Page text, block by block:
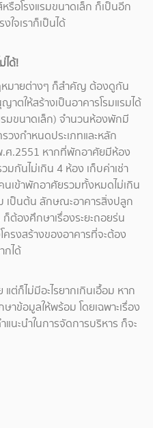
รือโรงแรมขนาดเล็ก ก็เป็นอีก
ใจเราก็เป็นได้
ได้!
หมายต่างๆ ก็สำคัญ ต้องดูกัน
ตให้สร้างเป็นอาคารโรมแรมได้
มขนาดเล็ก) จำนวนห้องพักมี
วงกำหนดประเภทและหลัก
.ศ.2551 หากที่พักอาศัยมีห้อง
กันไม่เกิน 4 ห้อง เก็บค่าเช่า
เข้าพักอาศัยรวมทั้งหมดไม่เกิน
เป็นต้น ลักษณะอาคารสิ่งปลูก
ต้องศึกษาเรื่องระยะถอยร่น
รงสร้างของอาคารที่จะต้อง
กได้
ต่ก็ไม่มีอะไรยากเกินเอื้อม หาก
าข้อมูลให้พร้อม โดยเฉพาะเรื่อง
นะนำในการจัดการบริหาร ก็จะ